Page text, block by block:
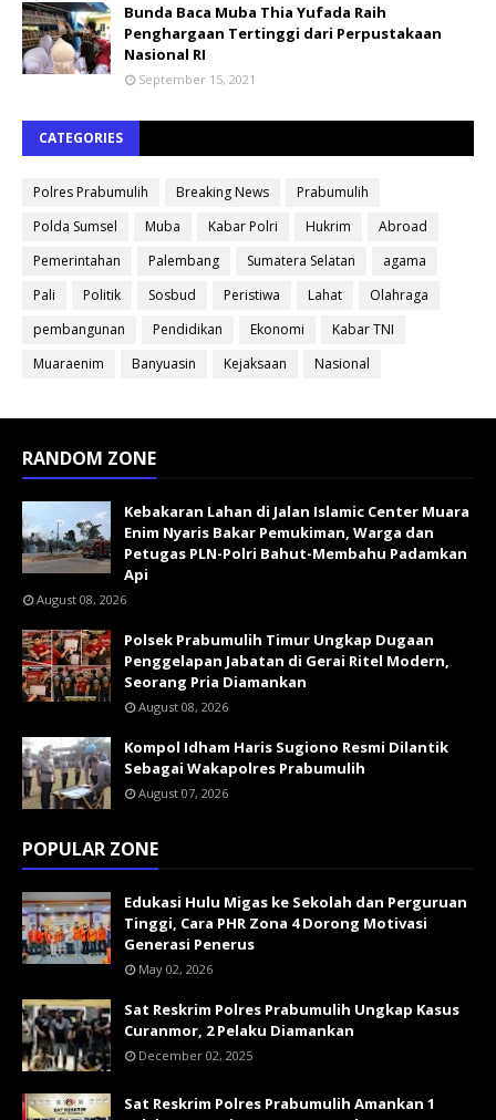
Bunda Baca Muba Thia Yufada Raih
Penghargaan Tertinggi dari Perpustakaan
Nasional RI
September 15, 2021
CATEGORIES
Polres Prabumulih Breaking News
Prabumulih
Polda Sumsel
Muba Kabar Polri Hukrim
Abroad
Pemerintahan
Palembang Sumatera Selatan
agama
Pali
Politik Sosbud Peristiwa Lahat
Olahraga
pembangunan
Pendidikan Ekonomi
Kabar TNI
Muaraenim
Banyuasin Kejaksaan Nasional
RANDOM ZONE
Kebakaran Lahan di Jalan Islamic Center Muara
Enim Nyaris Bakar Pemukiman, Warga dan
Petugas PLN-Polri Bahut-Membahu Padamkan
Api
August 08, 2026
Polsek Prabumulih Timur Ungkap Dugaan
Penggelapan Jabatan di Gerai Ritel Modern,
Seorang Pria Diamankan
August 08, 2026
Kompol Idham Haris Sugiono Resmi Dilantik
Sebagai Wakapolres Prabumulih
August 07, 2026
POPULAR ZONE
Edukasi Hulu Migas ke Sekolah dan Perguruan
Tinggi, Cara PHR Zona 4 Dorong Motivasi
Generasi Penerus
May 02, 2026
Sat Reskrim Polres Prabumulih Ungkap Kasus
Curanmor, 2 Pelaku Diamankan
December 02, 2025
Sat Reskrim Polres Prabumulih Amankan 1